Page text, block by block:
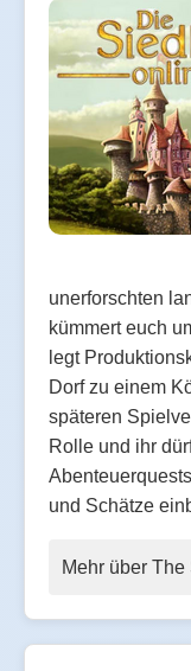
unerforschten
kümmert euch
legt
Dorf zu einem
späteren
Rolle und ihr
und Schätze
Mehr über